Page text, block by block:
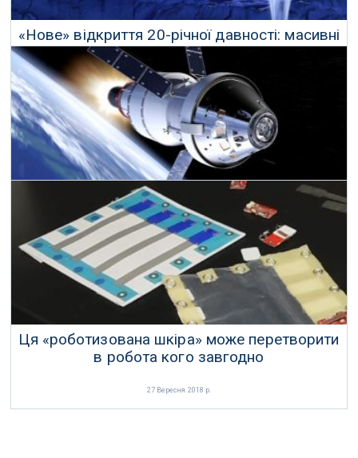
«Нове» відкриття 20-річної давності: масивні
рідкі шлейфи Європи
16 Травня 2018 р.
У НАСА є амбітні цілі в дослідженні космосу
29 Вересня 2018 р.
Ця «роботизована шкіра» може перетворити
в робота кого завгодно
27 Вересня 2018 р.